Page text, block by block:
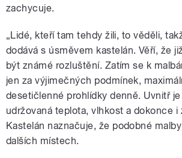
zachycuje.
„Lidé, kteří tam tehdy žili, to věděli,
dodává s úsměvem kastelán. Věří, že
být známé rozluštění. Zatím se k
jen za výjimečných podmínek,
desetičlenné prohlídky denně. Uvnitř
udržovaná teplota, vlhkost a dokonce i
Kastelán naznačuje, že podobné
dalších místech.